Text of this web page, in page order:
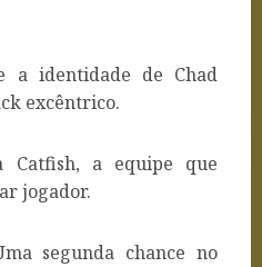
a identidade de Chad
excêntrico.
Catfish, a equipe que
jogador.
segunda chance no